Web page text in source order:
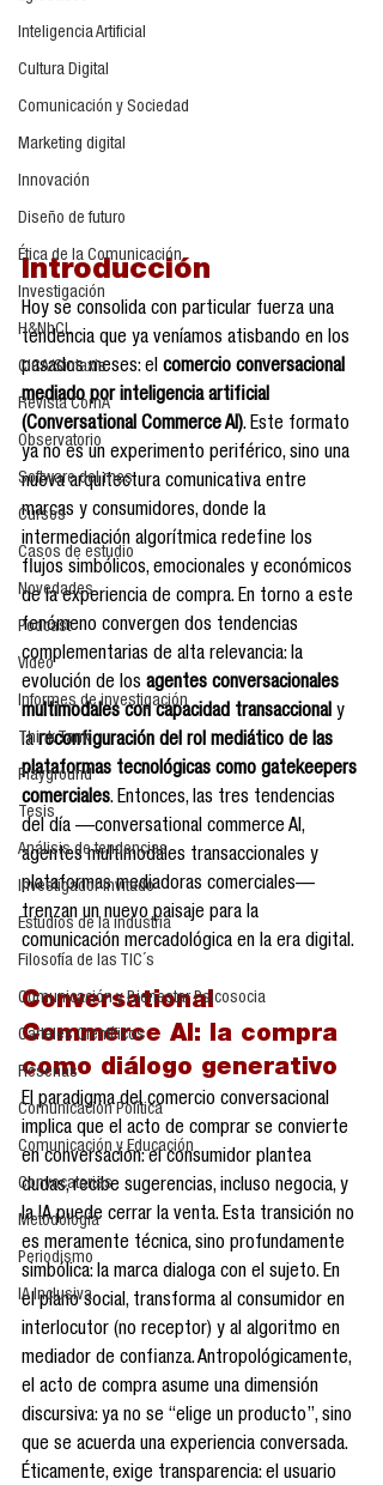
Inteligencia Artificial
Cultura Digital
Comunicación y Sociedad
Marketing digital
Innovación
Diseño de futuro
Ética de la Comunicación
Investigación
H&NhCL
CICA/Sintaxis
Revista ComA
Observatorio
Software del mes
Cursos
Casos de estudio
Novedades
Podcast
Video
Informes de investigación
Think Tank
Playground
Tesis
Análisis de tendencias
Investigador Invitado
Estudios de la industria
Filosofía de las TIC´s
Comunicación y Bienestar Psicosocia
Carteles Científicos
Reseñas
Comunicación Política
Comunicación y Educación
Convocatorias
Metodología
Periodismo
IA Inclusiva
Introducción
Hoy se consolida con particular fuerza una
tendencia que ya veníamos atisbando en los
pasados meses: el comercio conversacional
mediado por inteligencia artificial
(Conversational Commerce AI). Este formato
ya no es un experimento periférico, sino una
nueva arquitectura comunicativa entre
marcas y consumidores, donde la
intermediación algorítmica redefine los
flujos simbólicos, emocionales y económicos
de la experiencia de compra. En torno a este
fenómeno convergen dos tendencias
complementarias de alta relevancia: la
evolución de los agentes conversacionales
multimodales con capacidad transaccional y
la reconfiguración del rol mediático de las
plataformas tecnológicas como gatekeepers
comerciales. Entonces, las tres tendencias
del día —conversational commerce AI,
agentes multimodales transaccionales y
plataformas mediadoras comerciales—
trenzan un nuevo paisaje para la
comunicación mercadológica en la era digital.
Conversational
Commerce AI: la compra
como diálogo generativo
El paradigma del comercio conversacional
implica que el acto de comprar se convierte
en conversación: el consumidor plantea
dudas, recibe sugerencias, incluso negocia, y
la IA puede cerrar la venta. Esta transición no
es meramente técnica, sino profundamente
simbólica: la marca dialoga con el sujeto. En
el plano social, transforma al consumidor en
interlocutor (no receptor) y al algoritmo en
mediador de confianza. Antropológicamente,
el acto de compra asume una dimensión
discursiva: ya no se “elige un producto”, sino
que se acuerda una experiencia conversada.
Éticamente, exige transparencia: el usuario